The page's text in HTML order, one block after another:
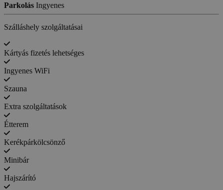
Parkolás Ingyenes
Szálláshely szolgáltatásai
Kártyás fizetés lehetséges
Ingyenes WiFi
Szauna
Extra szolgáltatások
Étterem
Kerékpárkölcsönző
Minibár
Hajszárító